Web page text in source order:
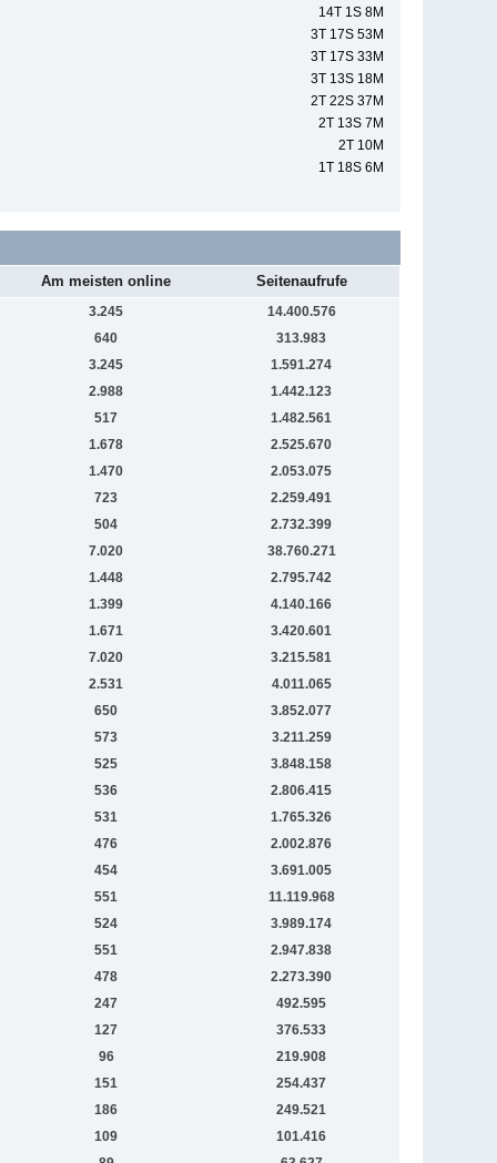
14T 1S 8M
3T 17S 53M
3T 17S 33M
3T 13S 18M
2T 22S 37M
2T 13S 7M
2T 10M
1T 18S 6M
Am meisten online Seitenaufrufe
3.245
14.400.576
640
313.983
3.245
1.591.274
2.988
1.442.123
517
1.482.561
1.678
2.525.670
1.470
2.053.075
723
2.259.491
504
2.732.399
7.020
38.760.271
1.448
2.795.742
1.399
4.140.166
1.671
3.420.601
7.020
3.215.581
2.531
4.011.065
650
3.852.077
573
3.211.259
525
3.848.158
536
2.806.415
531
1.765.326
476
2.002.876
454
3.691.005
551
11.119.968
524
3.989.174
551
2.947.838
478
2.273.390
247
492.595
127
376.533
96
219.908
151
254.437
186
249.521
109
101.416